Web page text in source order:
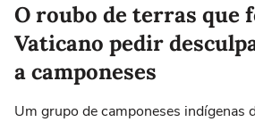
O roubo de terras que
Vaticano pedir
a camponeses
Um grupo de camponeses indígenas